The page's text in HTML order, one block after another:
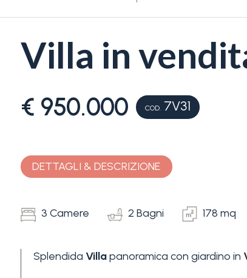
Villa in
€ 950.000 COD.7V31
DETTAGLI & DESCRIZIONE
3 Camere 2 Bagni 178 mq
Splendida Villapanoramica con giardino in
Camere
Qualsiasi
2